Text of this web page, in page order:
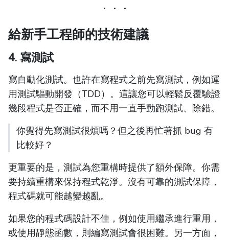
給新手工程師的技術建議
4. 寫測試
寫自動化測試。也許在寫程式之前先寫測試，例如運
用測試驅動開發（TDD）。這讓您可以輕鬆反覆驗證
幾段程式是否正確，而不用一直手動跑測試、除錯。
你覺得先寫測試很煩嗎？但之後再忙著抓 bug 有
比較好？
更重要的是，測試為您重構時提供了額外保障。你需
要持續重構來保持程式乾淨。沒有可靠的測試保障，
程式碼就可能越變越亂。
如果您的程式碼設計不佳，例如使用繼承進行重用，
或使用靜態函數，則編寫測試會很困難。另一方面，